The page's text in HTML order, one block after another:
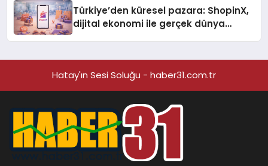
Türkiye’den küresel pazara: ShopinX,
dijital ekonomi ile gerçek dünya
Hatay'ın Sesi Soluğu - haber31.com.tr